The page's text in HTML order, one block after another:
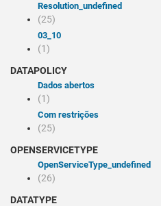
resolution_undefined
(25)
03_10
(1)
DATAPOLICY
Dados abertos
(1)
Com restrições
(25)
OPENSERVICETYPE
openServiceType_undefined
(26)
DATATYPE